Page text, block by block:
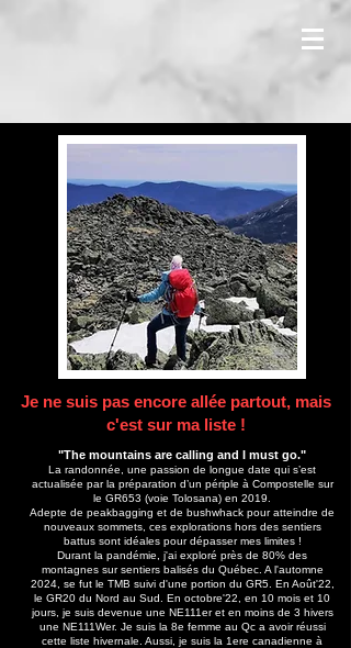
Je ne suis pas encore allée partout, mais
c'est sur ma liste !
"The mountains are calling and I must go."
La randonnée, une passion de longue date qui s’est
actualisée par la préparation d’un périple à Compostelle sur
le GR653 (voie Tolosana) en 2019.
Adepte de peakbagging et de bushwhack pour atteindre de
nouveaux sommets, ces explorations hors des sentiers
battus sont idéales pour dépasser mes limites !
Durant la pandémie, j'ai exploré près de 80% des
montagnes sur sentiers balisés du Québec. A l'automne
2024, se fut le TMB suivi d'une portion du GR5. En Août'22,
le GR20 du Nord au Sud. En octobre'22, en 10 mois et 10
jours, je suis devenue une NE111er et en moins de 3 hivers
une NE111Wer. Je suis la 8e femme au Qc a avoir réussi
cette liste hivernale. Aussi, je suis la 1ere canadienne à